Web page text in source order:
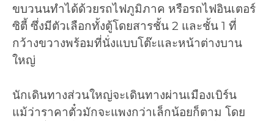
ขบวนนทำได้ด้วยรถไฟภูมิภาค หรือรถไฟอินเตอร์
ซิตี้ ซึ่งมีตัวเลือกทั้งตู้โดยสารชั้น 2 และชั้น 1 ที่
กว้างขวางพร้อมที่นั่งแบบโต๊ะและหน้าต่างบาน
ใหญ่
นักเดินทางส่วนใหญ่จะเดินทางผ่านเมืองเบิร์น
แม้ว่าราคาตั๋วมักจะแพงกว่าเล็กน้อยก็ตาม โดย